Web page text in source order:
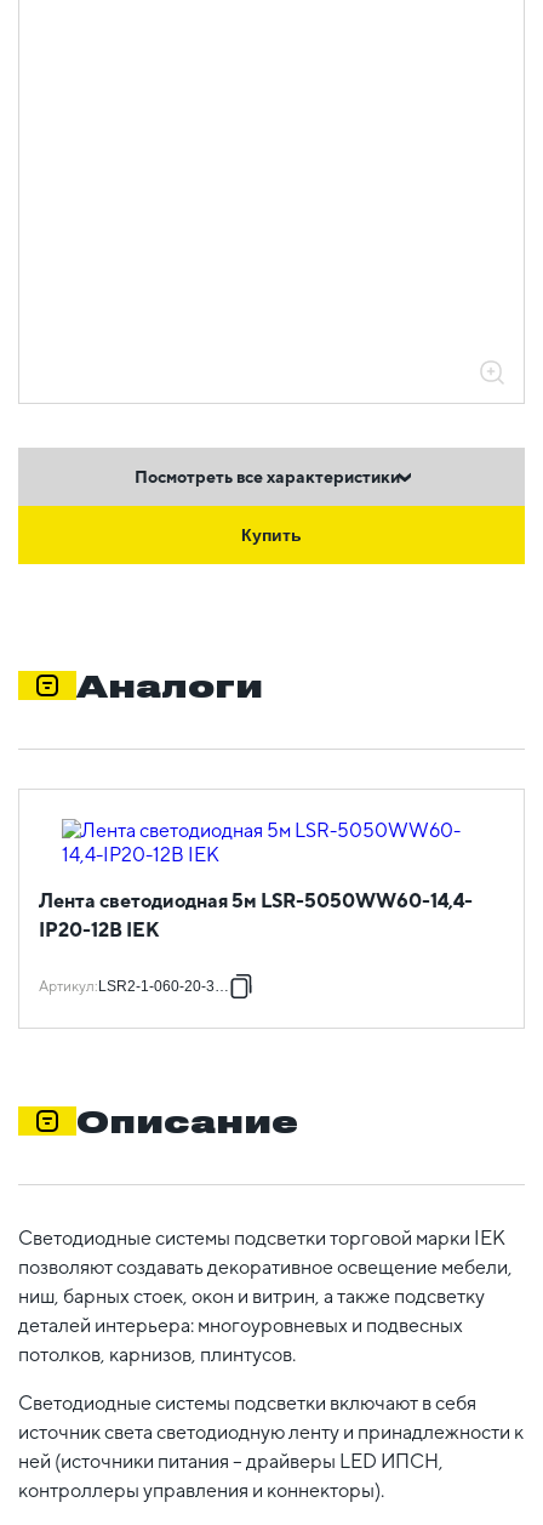
Посмотреть все характеристики
Купить
Аналоги
Лента светодиодная 5м LSR-5050WW60-14,4-
IP20-12В IEK
Артикул:LSR2-1-060-20-3-05
Описание
Светодиодные системы подсветки торговой марки IEK
позволяют создавать декоративное освещение мебели,
ниш, барных стоек, окон и витрин, а также подсветку
деталей интерьера: многоуровневых и подвесных
потолков, карнизов, плинтусов.
Светодиодные системы подсветки включают в себя
источник света светодиодную ленту и принадлежности к
ней (источники питания – драйверы LED ИПСН,
контроллеры управления и коннекторы).